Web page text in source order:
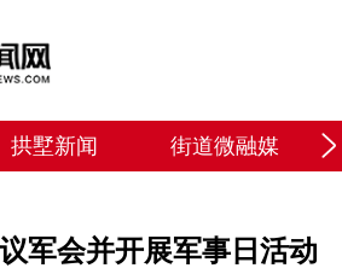
拱墅新闻 街道微融媒
军会并开展军事日活动